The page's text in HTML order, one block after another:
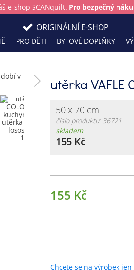
e-shop SCANquilt. Pro bezpečný
PRO DĚTI BYTOVÉ DOPLŇKY
ORIGINÁLNÍ E-SHOP
utěrka VAFLE
50 x 70 cm
číslo produktu: 36721
skladem
155 Kč
155 Kč
Chcete se na výrobek